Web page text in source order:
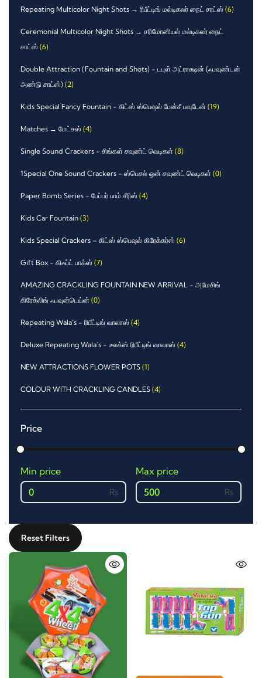
Repeating Multicolor Night Shots → ரிபீட்டிங் மல்டிகலர் நைட் சாட்ஸ் (6)
Ceremonial Multicolor Night Shots → சரிமோனியல் மல்டிகலர் நைட்
சாட்ஸ் (6)
Double Attraction (Fountain and Shots) - டபுள் அட்ராக்ஷன் (ஃபவுண்டன்
அண்டு சாட்ஸ்) (2)
Kids Special Fancy Fountain - கிட்ஸ் ஸ்பெஷல் பேன்சீ பவுடேன் (19)
Matches → மேட்சஸ் (4)
Single Sound Crackers - சிங்கள் சவுண்ட் வெடிகள் (8)
1Special One Sound Crackers - ஸ்பெசல் ஒன் சவுண்ட் வெடிகள் (0)
Paper Bomb Series - பேப்பர் பாம் சீரிஸ் (4)
Kids Car Fountain (3)
Kids Special Crackers – கிட்ஸ் ஸ்பெஷல் கிரேக்கர்ஸ் (6)
Gift Box - கிஃப்ட் பாக்ஸ் (7)
AMAZING CRACKLING FOUNTAIN NEW ARRIVAL - அமேசிங்
கிரேக்லிங் ஃபவுன்டெய்ன் (0)
Repeating Wala`s - ரிபீட்டிங் வாலாஸ் (4)
Deluxe Repeating Wala`s - டீலக்ஸ் ரிபீட்டிங் வாலாஸ் (4)
NEW ATTRACTIONS FLOWER POTS (1)
COLOUR WITH CRACKLING CANDLES (4)
Price
Min price
0
Max price
500
Reset Filters